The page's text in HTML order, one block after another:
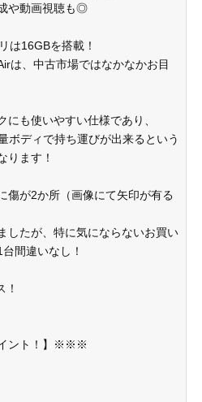
や動画視聴も◎
は16GBを搭載！
は、中古市場ではなかなかお目
も使いやすい仕様であり、
ボディで持ち運びが出来るという
ります！
傷が2か所（画像にて矢印が有る
したが、特に気にならないお買い
間違いなし！
ント！】※※※